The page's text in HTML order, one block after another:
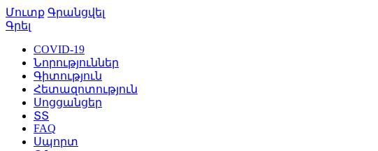
Մուտք Գրանցվել
Գրել
COVID-19
Նորություններ
Գիտություն
Հետազոտություն
Սոցցանցեր
ՏՏ
FAQ
Սպորտ